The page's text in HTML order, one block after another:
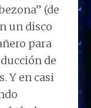
(de
un disco
para
de
Y en casi